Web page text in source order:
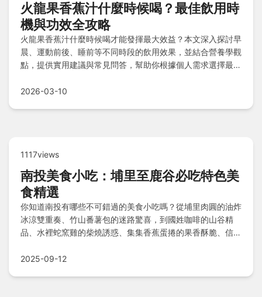
火龍果香蕉汁什麼時候喝？最佳飲用時
機與功效全攻略
火龍果香蕉汁什麼時候喝才能發揮最大效益？本文深入探討早
晨、運動前後、睡前等不同時段的飲用效果，並結合營養學觀
點，提供實用建議與常見問答，幫助你根據個人需求選擇最佳
2026-03-10
1117views
南投美食小吃：埔里至鹿谷必吃特色美
食精選
你知道南投有哪些不可錯過的美食小吃嗎？從埔里肉圓的油炸
冰涼雙重奏、竹山番薯包的迷路驚喜，到國姓咖啡的山谷精
品、水裡蛇窯雞的柴燒誘惑、集集香蕉蛋捲的果香酥脆、信義
理的茶香雅緻、名間松柏嶺茶餐的清香韻味，以及鹿谷凍頂烏
2025-09-12